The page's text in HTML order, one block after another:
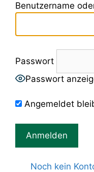
Benutzername
Passwort
Passwort
Angemeldet
Noch kein